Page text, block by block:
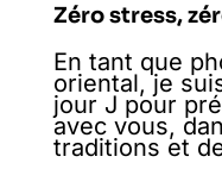
Zéro stress,
En tant que
oriental, je
jour J pour
avec vous,
traditions et